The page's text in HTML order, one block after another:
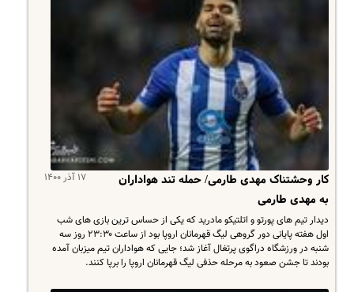
۱۷ آذر ۱۴۰۰
کار وحشتناک مهدی طارمی/ حمله تند هواداران
به مهدی طارمی
دیدار تیم های پورتو و اتلتیکو مادرید که یکی از حساس ترین بازی های شب
اول هفته پایانی دور گروهی لیگ قهرمانان اروپا بود از ساعت ۲۳:۳۰ روز سه
شنبه در ورزشگاه دراگوی پرتغال آغاز شد؛ جایی که هواداران تیم میزبان آمده
بودند تا جشن صعود به مرحله حذفی لیگ قهرمانان اروپا را برپا کنند.